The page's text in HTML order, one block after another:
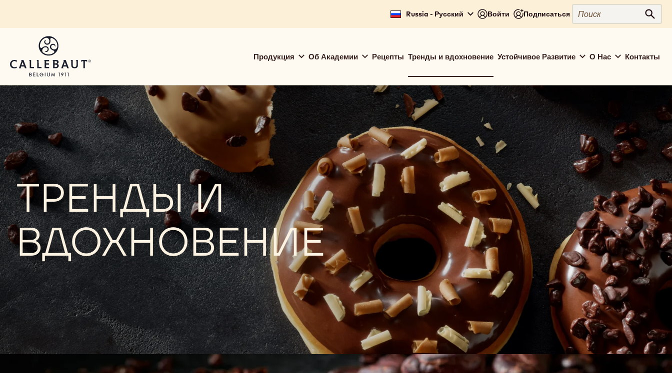
Switch regions if you would like to see the content for your location.
Close
Russia - Русский Войти Подписаться Поиск
Поиск
Main
navigation
Callebaut
Продукция Об Академии Рецепты Тренды и вдохновение Устойчивое Развитие
ТРЕНДЫ И
ВДОХНОВЕНИЕ